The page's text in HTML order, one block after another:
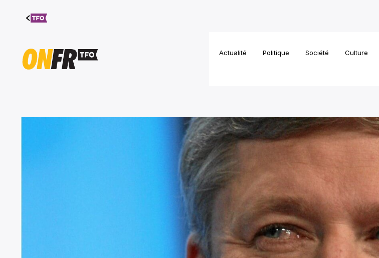
Aller au
contenu
Actualité Politique Société Culture